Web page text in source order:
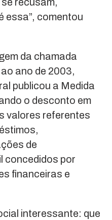
essa”, comentou
da chamada
ano de 2003,
publicou a Medida
o desconto em
valores referentes
de
concedidos por
financeiras e
interessante: que